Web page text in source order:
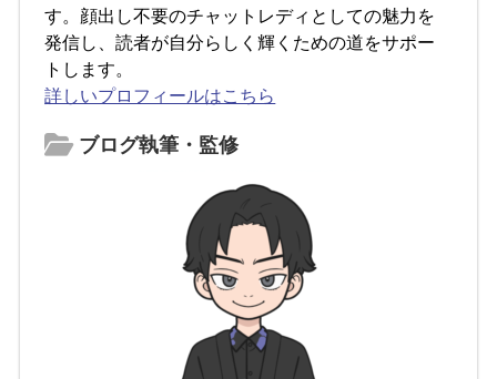
す。顔出し不要のチャットレディとしての魅力を
発信し、読者が自分らしく輝くための道をサポー
トします。
詳しいプロフィールはこちら
ブログ執筆・監修